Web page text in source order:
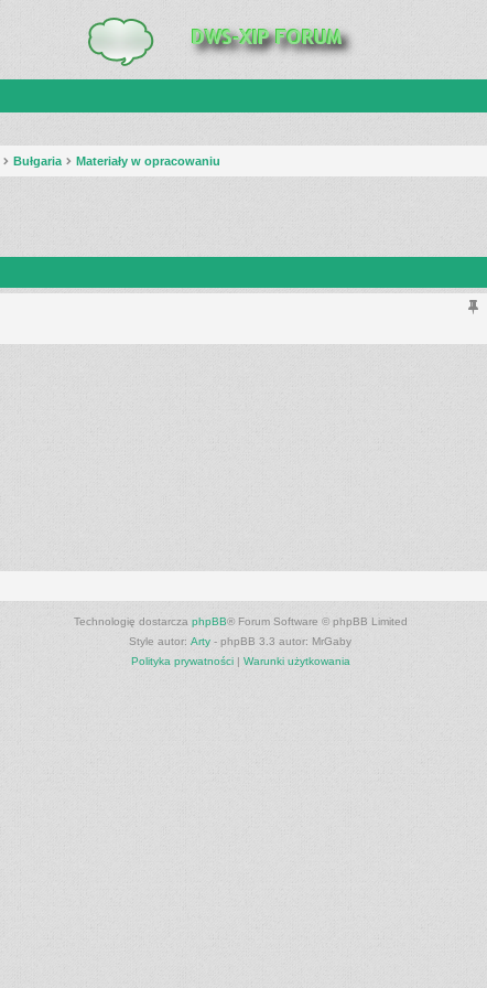
Bułgaria Materiały w opracowaniu
Technologię dostarcza phpBB® Forum Software © phpBB Limited
Style autor: Arty - phpBB 3.3 autor: MrGaby
Polityka prywatności| Warunki użytkowania